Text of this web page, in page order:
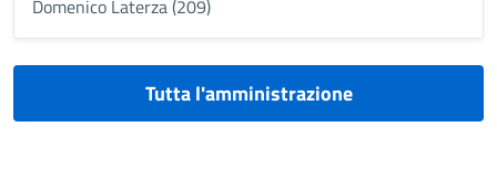
Domenico Laterza (209)
Tutta l'amministrazione